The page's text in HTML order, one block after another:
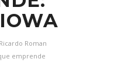
Ricardo Roman
emprende